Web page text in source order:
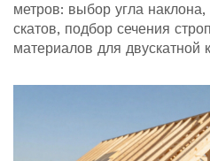
метров: выбор угла
скатов, подбор сечения
материалов для двускатной